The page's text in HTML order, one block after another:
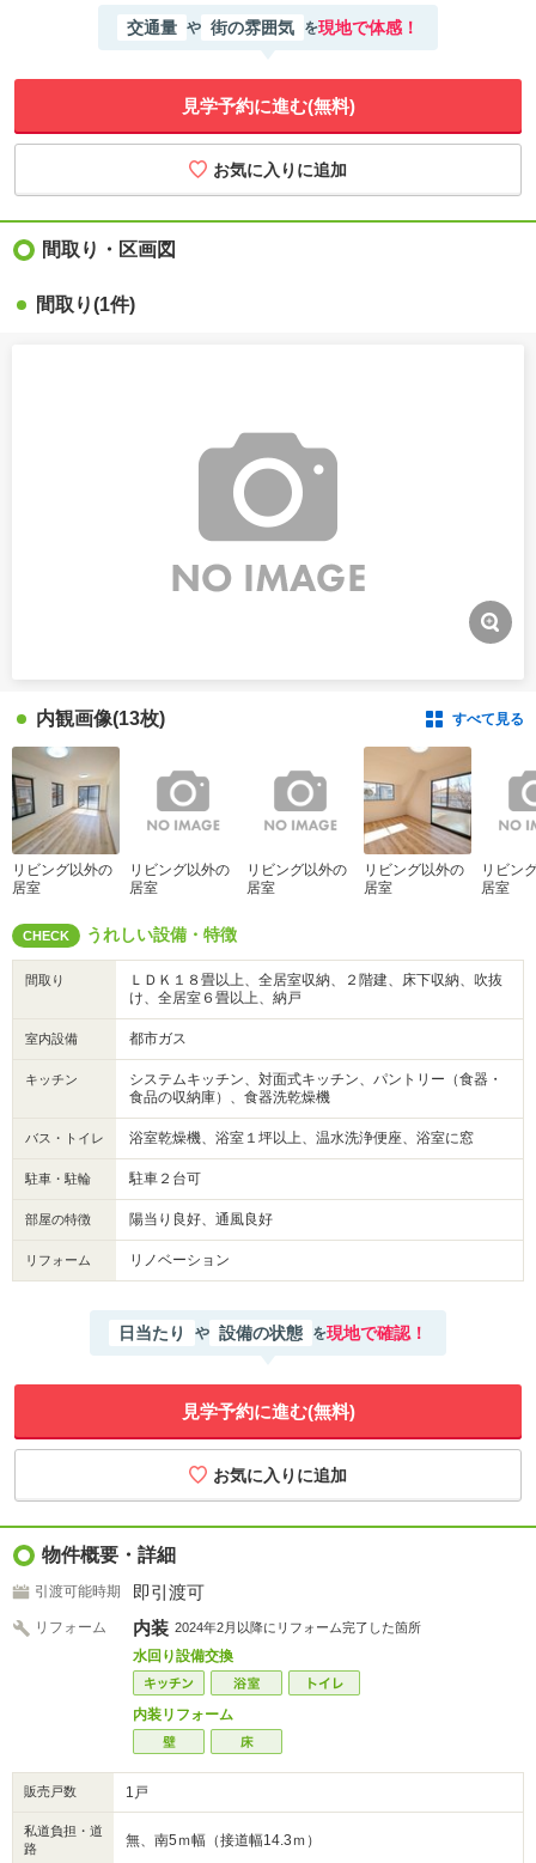
交通量 や 街の雰囲気 を現地で体感！
見学予約に進む(無料)
間取り・区画図
間取り(1件)
内観画像(13枚) すべて見る
リビング以外の
居室
リビング以外の
居室
リビング以外の
居室
リビング以外の
居室
リビン
居室
CHECK うれしい設備・特徴
間取り
ＬＤＫ１８畳以上、全居室収納、２階建、床下収納、吹抜
け、全居室６畳以上、納戸
室内設備 都市ガス
キッチン
システムキッチン、対面式キッチン、パントリー（食器・
食品の収納庫）、食器洗乾燥機
バス・トイレ 浴室乾燥機、浴室１坪以上、温水洗浄便座、浴室に窓
駐車・駐輪 駐車２台可
部屋の特徴 陽当り良好、通風良好
リフォーム リノベーション
日当たり や 設備の状態 を現地で確認！
見学予約に進む(無料)
物件概要・詳細
引渡可能時期 即引渡可
リフォーム 内装 2024年2月以降にリフォーム完了した箇所
水回り設備交換
内装リフォーム
販売戸数 1戸
私道負担・道
路
無、南5ｍ幅（接道幅14.3ｍ）